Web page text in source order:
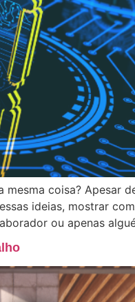
coisa? Apesar
ideias, mostrar
ou apenas